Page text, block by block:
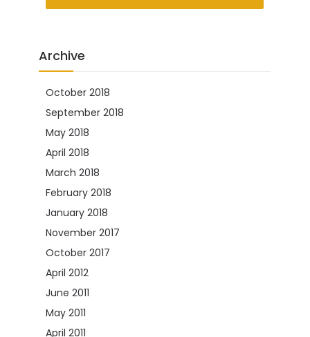
Archive
October 2018
September 2018
May 2018
April 2018
March 2018
February 2018
January 2018
November 2017
October 2017
April 2012
June 2011
May 2011
April 2011